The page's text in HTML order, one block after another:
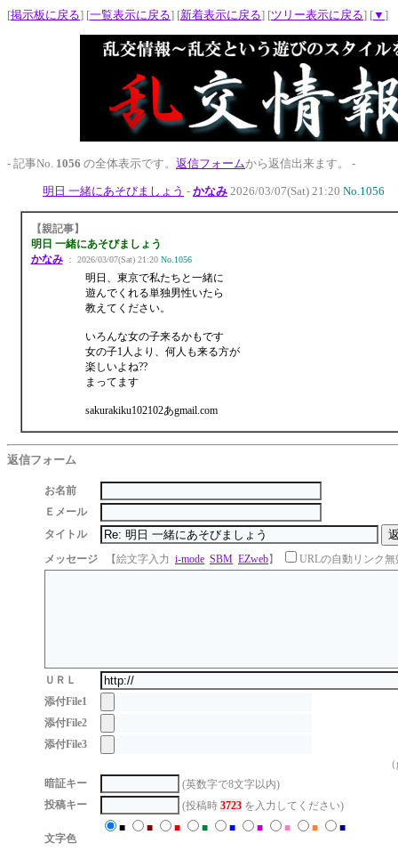
[掲示板に戻る] [一覧表示に戻る] [新着表示に戻る] [ツリー表示に戻る] [▼ ]
- 記事No. 1056 の全体表示です。 返信フォームから返信出来ます。 -
明日 一緒にあそびましょう - かなみ 2026/03/07(Sat) 21:20 No.1056
【親記事】
明日 一緒にあそびましょう
かなみ： 2026/03/07(Sat) 21:20 No.1056
明日、東京で私たちと一緒に
遊んでくれる単独男性いたら
教えてください。
いろんな女の子来るかもです
女の子1人より、何人も来る方が
楽しいよね??
まってます
sakurakiku102102あgmail.com
返信フォーム
お名前
Ｅメール
タイトル
メッセージ
【絵文字入力 i-mode SBM EZweb】 URLの自動リンク無
ＵＲＬ
添付File1
添付File2
添付File3
暗証キー
(英数字で8文字以内)
投稿キー
(投稿時 3723 を入力してください)
文字色
■ ■ ■ ■ ■ ■ ■ ■ ■